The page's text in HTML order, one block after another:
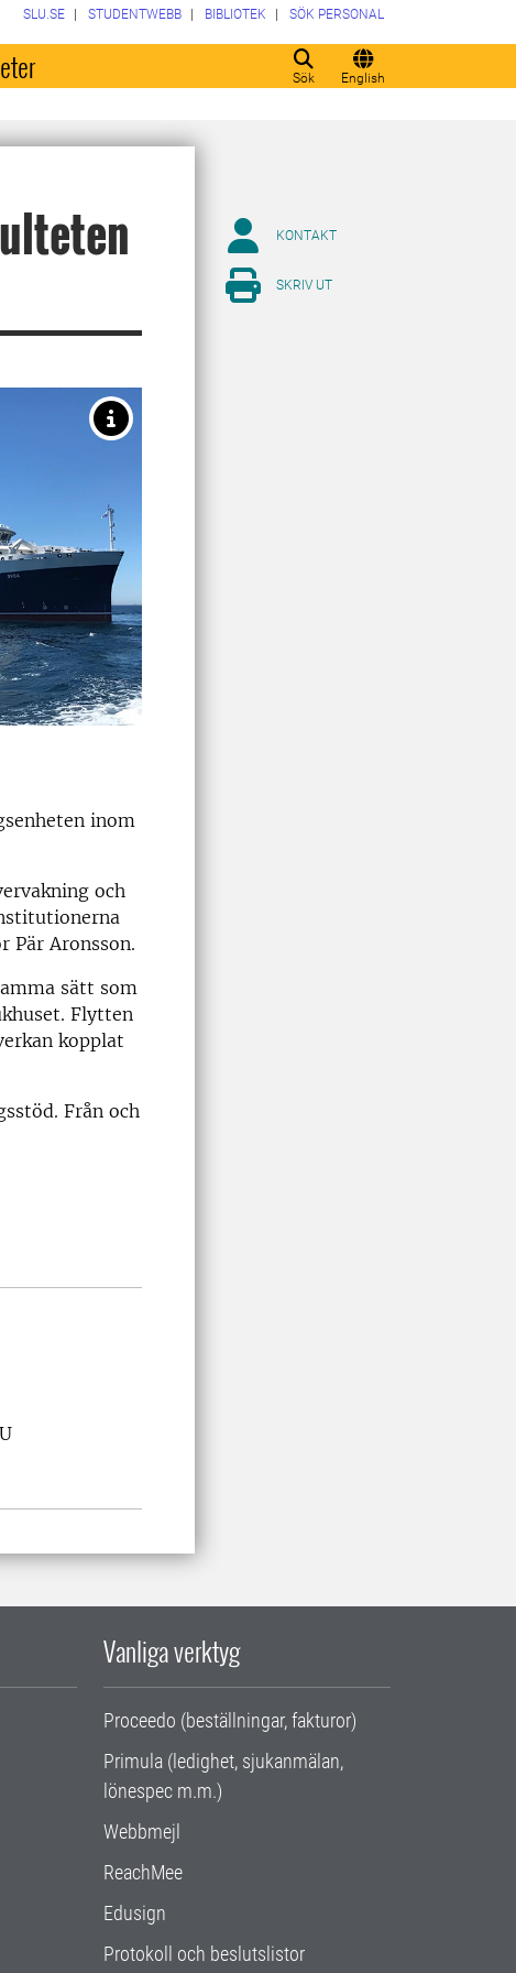
Sök English
SLU.SE STUDENTWEBB BIBLIOTEK SÖK PERSONAL
inom
och
Pär Aronsson.
sätt som
Flytten
kopplat
Från och
KONTAKT
SKRIV UT
Vanliga verktyg
Proceedo (beställningar, fakturor)
Primula (ledighet, sjukanmälan,
lönespec m.m.)
Webbmejl
ReachMee
Edusign
Protokoll och beslutslistor